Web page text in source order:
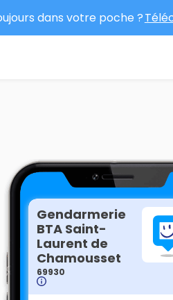
dans votre poche ?
Gendarmerie
BTA Saint-
Laurent de
Chamousset
69930